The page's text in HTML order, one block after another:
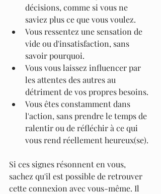
décisions, comme si vous ne
saviez plus ce que vous voulez.
Vous ressentez une sensation de
vide ou d'insatisfaction, sans
savoir pourquoi.
Vous vous laissez influencer par
les attentes des autres au
détriment de vos propres besoins.
Vous êtes constamment dans
l'action, sans prendre le temps de
ralentir ou de réfléchir à ce qui
vous rend réellement heureux(se).
Si ces signes résonnent en vous,
sachez qu'il est possible de retrouver
cette connexion avec vous-même. Il